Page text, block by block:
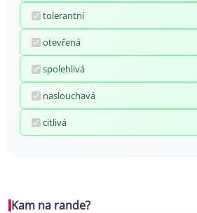
tolerantní
otevřená
spolehlivá
naslouchavá
citlivá
Kam na rande?